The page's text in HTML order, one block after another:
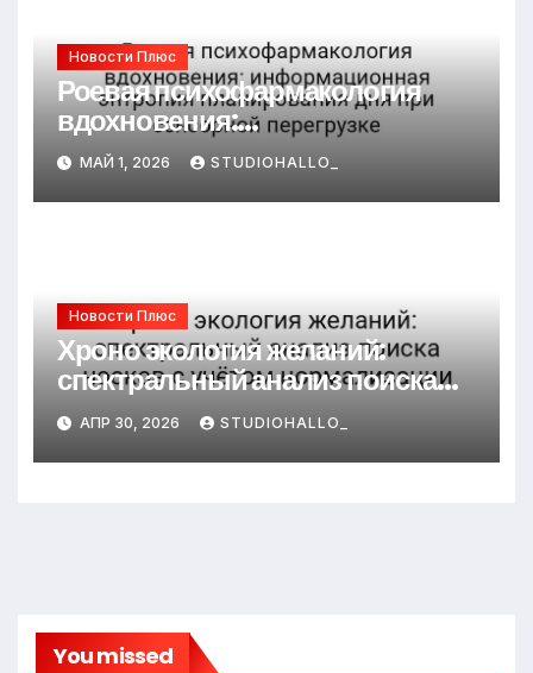
Новости Плюс
Роевая психофармакология
вдохновения:
информационная энтропия
планирования дня при
сенсорной перегрузке
МАЙ 1, 2026 STUDIOHALLO_
Новости Плюс
Хроно экология желаний:
спектральный анализ поиска
носков с учётом нормализации
АПР 30, 2026 STUDIOHALLO_
You missed